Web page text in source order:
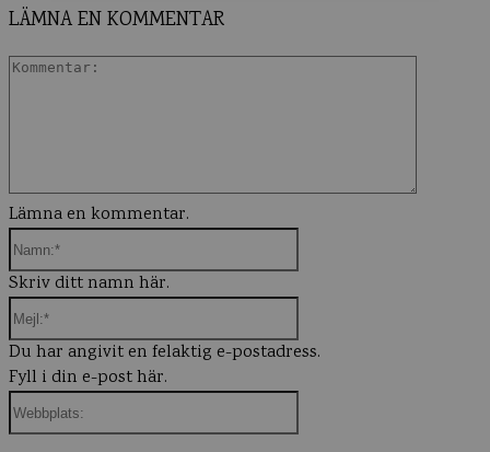
LÄMNA EN KOMMENTAR
Lämna en kommentar.
Skriv ditt namn här.
Du har angivit en felaktig e-postadress.
Fyll i din e-post här.